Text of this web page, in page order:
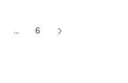
...
6